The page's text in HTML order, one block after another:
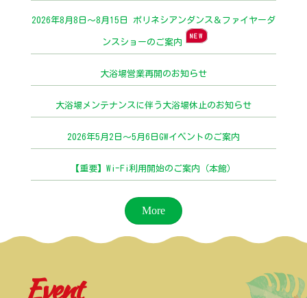
2026年8月8日〜8月15日 ポリネシアンダンス＆ファイヤーダ
ンスショーのご案内
NEW
大浴場営業再開のお知らせ
大浴場メンテナンスに伴う大浴場休止のお知らせ
2026年5月2日〜5月6日GWイベントのご案内
【重要】Wi-Fi利用開始のご案内（本館）
More
Event